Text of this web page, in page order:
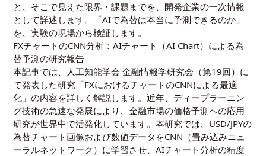
と、そこで見えた限界・課題までを、開発企業の一次情報
として詳述します。「AIで為替は本当に予測できるのか」
を、実験の現場から検証します。
FXチャートのCNN分析：AIチャート（AI Chart）による為
替予測の研究報告
本記事では、人工知能学会 金融情報学研究会（第19回）に
て発表した研究「FXにおけるチャートのCNNによる最適
化」の内容を詳しく解説します。近年、ディープラーニン
グ技術の急速な発展により、金融市場の価格予測への応用
研究が世界中で活発化しています。本研究では、USD/JPYの
為替チャート画像および数値データをCNN（畳み込みニュ
ーラルネットワーク）に学習させ、AIチャート分析の精度